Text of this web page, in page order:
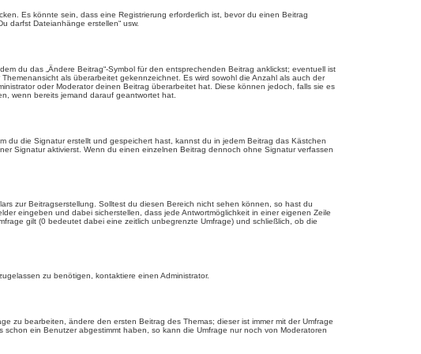
Es könnte sein, dass eine Registrierung erforderlich ist, bevor du einen Beitrag
darfst Dateianhänge erstellen“ usw.
du das „Ändere Beitrag“-Symbol für den entsprechenden Beitrag anklickst; eventuell ist
als überarbeitet gekennzeichnet. Es wird sowohl die Anzahl als auch der
oder Moderator deinen Beitrag überarbeitet hat. Diese können jedoch, falls sie es
wenn bereits jemand darauf geantwortet hat.
die Signatur erstellt und gespeichert hast, kannst du in jedem Beitrag das Kästchen
Signatur aktivierst. Wenn du einen einzelnen Beitrag dennoch ohne Signatur verfassen
zur Beitragserstellung. Solltest du diesen Bereich nicht sehen können, so hast du
eingeben und dabei sicherstellen, dass jede Antwortmöglichkeit in einer eigenen Zeile
gilt (0 bedeutet dabei eine zeitlich unbegrenzte Umfrage) und schließlich, ob die
zu benötigen, kontaktiere einen Administrator.
zu bearbeiten, ändere den ersten Beitrag des Themas; dieser ist immer mit der Umfrage
ein Benutzer abgestimmt haben, so kann die Umfrage nur noch von Moderatoren